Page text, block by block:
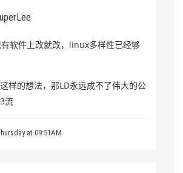
软件上改就改，linux多样性已经够
样的想法，那LD永远成不了伟大的公
流
at 09:51AM